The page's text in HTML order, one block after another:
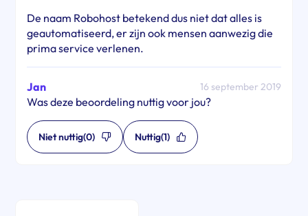
De naam Robohost betekend dus niet dat alles is
geautomatiseerd, er zijn ook mensen aanwezig die
prima service verlenen.
Jan 16 september 2019
Was deze beoordeling nuttig voor jou?
Niet nuttig(0) Nuttig(1)